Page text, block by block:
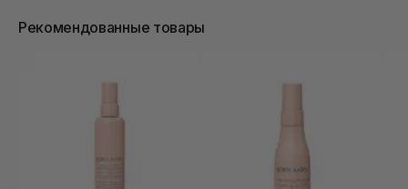
Рекомендованные товары